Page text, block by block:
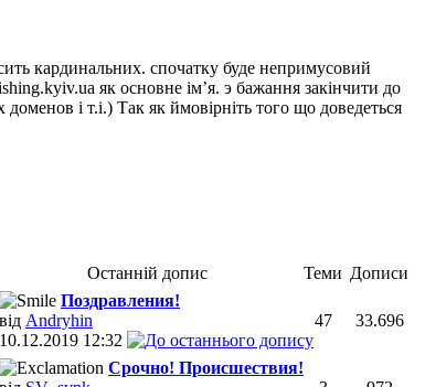
кардинальних. спочатку буде непримусовий
як основне імʼя. э бажання закінчити до
і т.і.) Так як ймовірніть того що доведеться
Останній допис Теми Дописи
Поздравления!
від Andryhin
10.12.2019 12:32
47 33.696
Срочно! Происшествия!